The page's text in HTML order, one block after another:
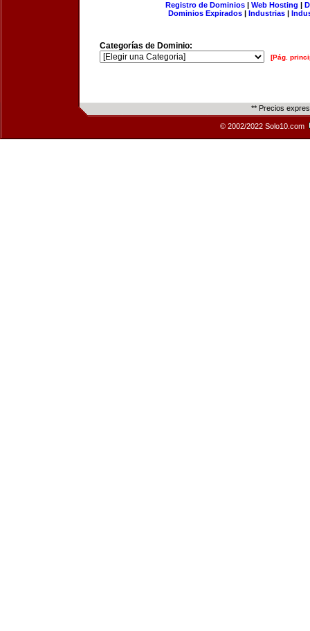
Registro de Dominios| Web Hosting |
Dominios Expirados | Industrias |
Categorías de Dominio:
[Pág.
** Precios
© 2002/2022 Solo10.com